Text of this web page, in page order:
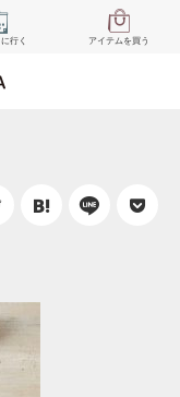
に行く アイテムを買う